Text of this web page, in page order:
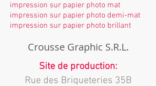
impression sur papier photo mat
impression sur papier photo demi-mat
impression sur papier photo brillant
Crousse Graphic S.R.L.
Site de production:
Rue des Briqueteries 35B